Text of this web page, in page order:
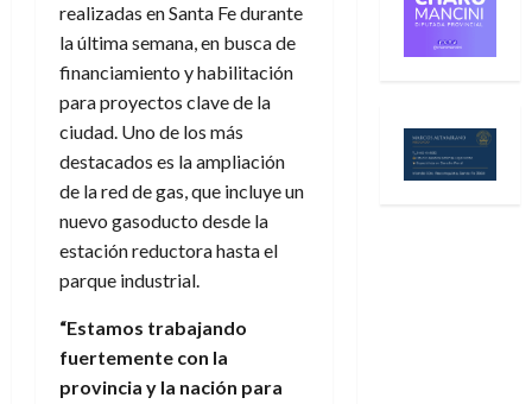
realizadas en Santa Fe durante
la última semana, en busca de
financiamiento y habilitación
para proyectos clave de la
ciudad. Uno de los más
destacados es la ampliación
de la red de gas, que incluye un
nuevo gasoducto desde la
estación reductora hasta el
parque industrial.
“Estamos trabajando
fuertemente con la
provincia y la nación para